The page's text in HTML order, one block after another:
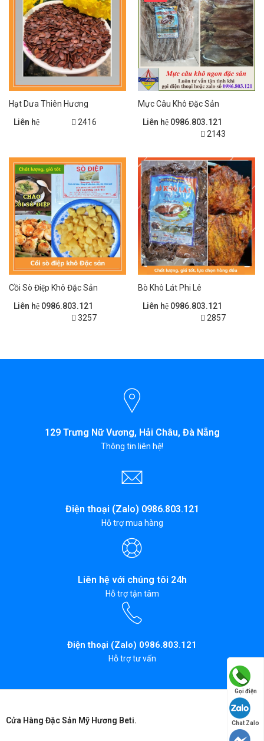
Hạt Dưa Thiên Hương
Liên hệ
2416
Mực Câu Khô Đặc Sản
Liên hệ 0986.803.121
2143
Cồi Sò Điệp Khô Đặc Sản
Liên hệ 0986.803.121
3257
Bò Khô Lát Phi Lê
Liên hệ 0986.803.121
2857
129 Trưng Nữ Vương, Hải Châu, Đà Nẵng
Thông tin liên hệ!
Điện thoại (Zalo) 0986.803.121
Hỗ trợ mua hàng
Liên hệ với chúng tôi 24h
Hỗ trợ tận tâm
Điện thoại (Zalo) 0986.803.121
Hỗ trợ tư vấn
Cửa Hàng Đặc Sản Mỹ Hương Beti.
Gọi điện
Chat Zalo